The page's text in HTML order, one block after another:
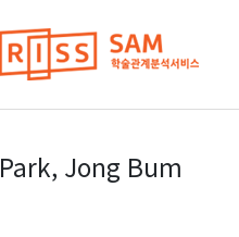
Park, Jong Bum